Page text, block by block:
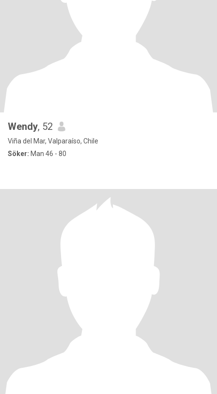
Wendy, 52
Viña del Mar, Valparaíso, Chile
Söker: Man 46 - 80